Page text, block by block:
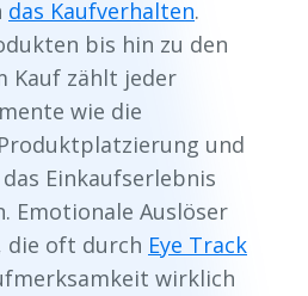
das Kaufverhalten.
bis hin zu den
Kauf zählt jeder
wie die
und
Einkaufserlebnis
Emotionale Auslöser
die oft durch Eye Track
wirklich